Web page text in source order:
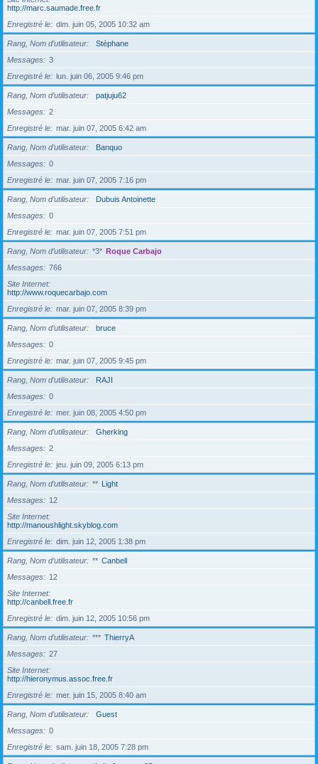
http://marc.saumade.free.fr
Enregistré le
dim. juin 05, 2005 10:32 am
Rang, Nom d’utilisateur
Stéphane
Messages
3
Enregistré le
lun. juin 06, 2005 9:46 pm
Rang, Nom d’utilisateur
patjuju62
Messages
2
Enregistré le
mar. juin 07, 2005 6:42 am
Rang, Nom d’utilisateur
Banquo
Messages
0
Enregistré le
mar. juin 07, 2005 7:16 pm
Rang, Nom d’utilisateur
Dubuis Antoinette
Messages
0
Enregistré le
mar. juin 07, 2005 7:51 pm
Rang, Nom d’utilisateur *3* Roque Carbajo
Messages
766
Site Internet
http://www.roquecarbajo.com
Enregistré le
mar. juin 07, 2005 8:39 pm
Rang, Nom d’utilisateur
bruce
Messages
0
Enregistré le
mar. juin 07, 2005 9:45 pm
Rang, Nom d’utilisateur
RAJI
Messages
0
Enregistré le
mer. juin 08, 2005 4:50 pm
Rang, Nom d’utilisateur
Gherking
Messages
2
Enregistré le
jeu. juin 09, 2005 6:13 pm
Rang, Nom d’utilisateur ** Light
Messages
12
Site Internet
http://manoushlight.skyblog.com
Enregistré le
dim. juin 12, 2005 1:38 pm
Rang, Nom d’utilisateur ** Canbell
Messages
12
Site Internet
http://canbell.free.fr
Enregistré le
dim. juin 12, 2005 10:56 pm
Rang, Nom d’utilisateur *** ThierryA
Messages
27
Site Internet
http://hieronymus.assoc.free.fr
Enregistré le
mer. juin 15, 2005 8:40 am
Rang, Nom d’utilisateur
Guest
Messages
0
Enregistré le
sam. juin 18, 2005 7:28 pm